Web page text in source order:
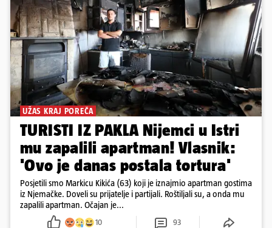
UŽAS KRAJ POREČA
TURISTI IZ PAKLA Nijemci u Istri
mu zapalili apartman! Vlasnik:
'Ovo je danas postala tortura'
Posjetili smo Markicu Kikića (63) koji je iznajmio apartman gostima
iz Njemačke. Doveli su prijatelje i partijali. Roštiljali su, a onda mu
zapalili apartman. Očajan je...
10 93